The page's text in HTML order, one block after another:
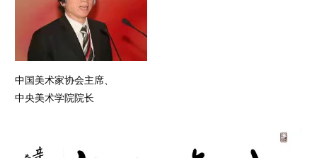
中国美术家协会主席、
中央美术学院院长